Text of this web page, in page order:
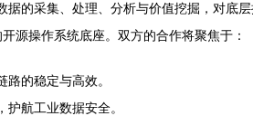
的采集、处理、分析与价值挖掘，对底
源操作系统底座。双方的合作将聚焦于：
的稳定与高效。
航工业数据安全。